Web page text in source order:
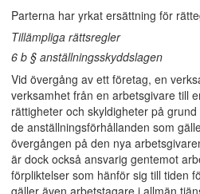
Parterna har yrkat ersättning för
Tillämpliga rättsregler
6 b § anställningsskyddslagen
Vid övergång av ett företag, en
verksamhet från en arbetsgivare till
rättigheter och skyldigheter på
de anställningsförhållanden som
övergången på den nya
är dock också ansvarig gentemot
förpliktelser som hänför sig till tiden
gäller även arbetstagare i allmän